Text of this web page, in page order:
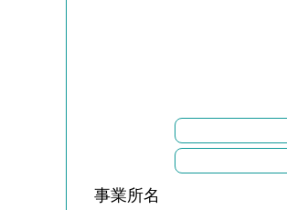
事業所名